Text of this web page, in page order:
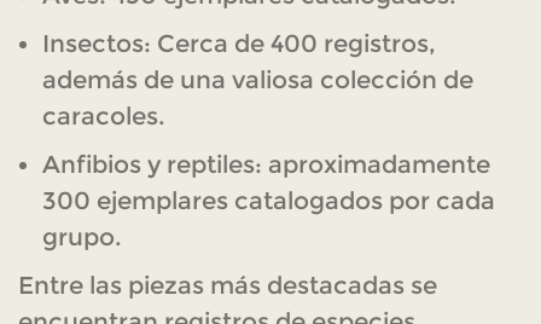
Insectos: Cerca de 400 registros,
además de una valiosa colección de
caracoles.
Anfibios y reptiles: aproximadamente
300 ejemplares catalogados por cada
grupo.
Entre las piezas más destacadas se